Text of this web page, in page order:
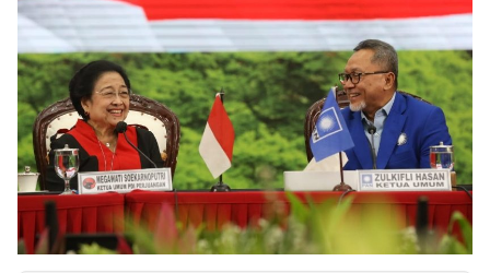
Partner
Insight
NTB
Suara
Time
Lens
IDN
Daily
Jogja
Jalan
Rakyat
Idealita
News
Kita
Notice
Dinamikapost.com
Radar
Baru
Seedbacklink
Follow
Kabarbaru